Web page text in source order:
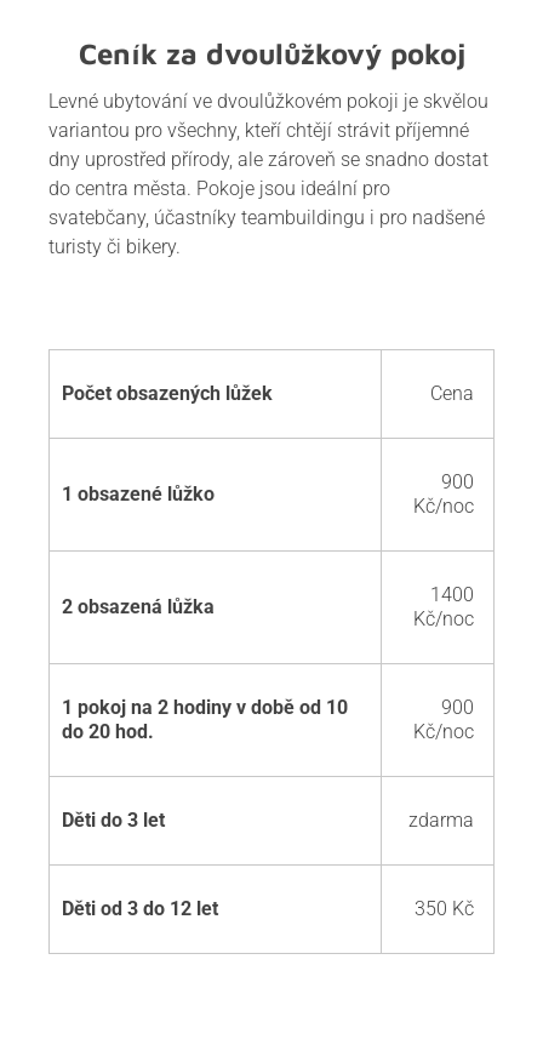
Ceník za dvoulůžkový pokoj
Levné ubytování ve dvoulůžkovém pokoji je skvělou
variantou pro všechny, kteří chtějí strávit příjemné
dny uprostřed přírody, ale zároveň se snadno dostat
do centra města. Pokoje jsou ideální pro
svatebčany, účastníky teambuildingu i pro nadšené
turisty či bikery.
Počet obsazených lůžek Cena
1 obsazené lůžko
900
Kč/noc
2 obsazená lůžka
1400
Kč/noc
1 pokoj na 2 hodiny v době od 10
do 20 hod.
900
Kč/noc
Děti do 3 let zdarma
Děti od 3 do 12 let 350 Kč